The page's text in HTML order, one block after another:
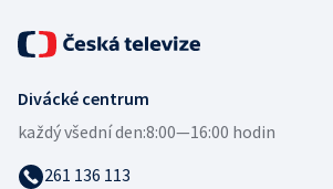
Divácké centrum
každý všední den:8:00—16:00 hodin
261 136 113